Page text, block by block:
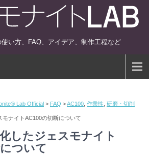
い方、FAQ、アイデア、制作工程など
Lab Official > FAQ >AC100 作業性 研磨・切削
モナイトAC100の切断について
したジェスモナイト
ついて